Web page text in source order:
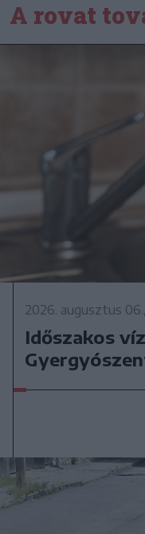
A rovat
2026. augusztus
Időszakos